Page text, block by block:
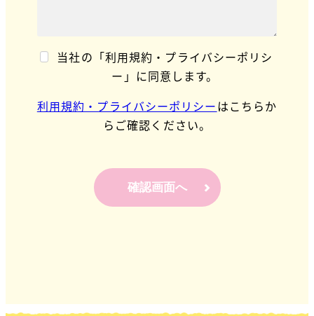
当社の「利用規約・プライバシーポリシ
ー」に同意します。
利用規約・プライバシーポリシーはこちらか
らご確認ください。
確認画面へ